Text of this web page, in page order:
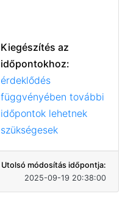
Kiegészítés az
időpontokhoz:
érdeklődés
függvényében további
időpontok lehetnek
szükségesek
Utolsó módosítás időpontja:
2025-09-19 20:38:00